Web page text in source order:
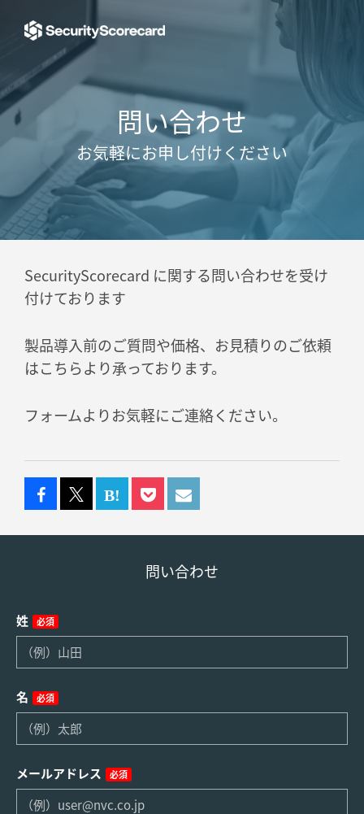
問い合わせ
お気軽にお申し付けください
SecurityScorecard に関する問い合わせを受け
付けております
製品導入前のご質問や価格、お見積りのご依頼
はこちらより承っております。
フォームよりお気軽にご連絡ください。
問い合わせ
姓 必須
名 必須
メールアドレス 必須